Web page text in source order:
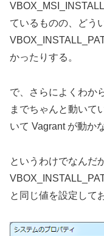
ているものの、どう
かったりする。
で、さらによくわか
までちゃんと動いて
いて Vagrant が動か
というわけでなんだ
と同じ値を設定して